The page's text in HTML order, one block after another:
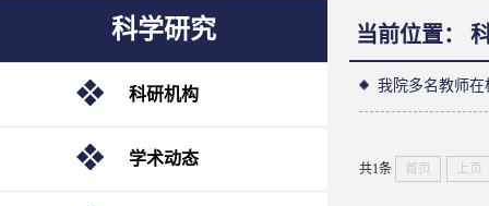
科学研究
科研机构
学术动态
当前位置：
我院多名教师
共1条 首页 上页